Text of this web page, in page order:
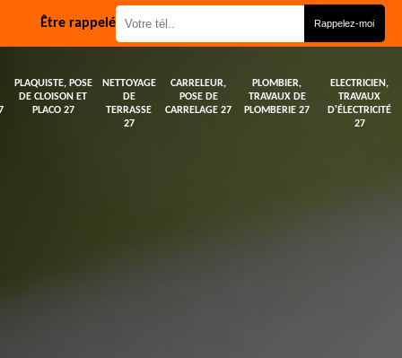
Être rappelé
PLAQUISTE, POSE
DE CLOISON ET
PLACO 27
NETTOYAGE
DE
TERRASSE
27
CARRELEUR,
POSE DE
CARRELAGE 27
PLOMBIER,
TRAVAUX DE
PLOMBERIE 27
ELECTRICIEN,
TRAVAUX
D'ÉLECTRICITÉ
27